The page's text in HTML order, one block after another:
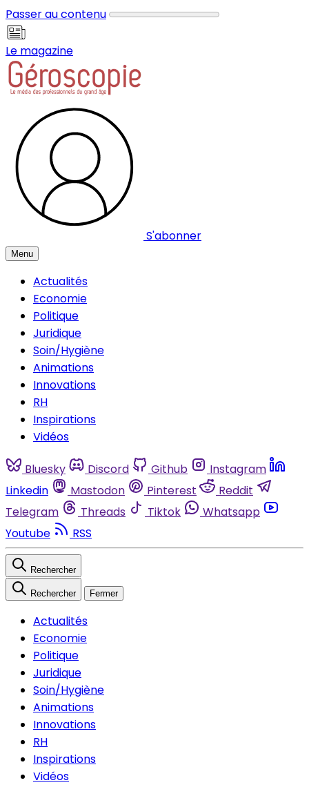
Passer au contenu
Le magazine
S'abonner
Menu
Actualités
Economie
Politique
Juridique
Soin/Hygiène
Animations
Innovations
RH
Inspirations
Vidéos
Bluesky Discord Github
Instagram
Linkedin
Mastodon Pinterest
Reddit
Telegram
Threads Tiktok
Whatsapp
Youtube
RSS
Rechercher
Rechercher Fermer
Actualités
Economie
Politique
Juridique
Soin/Hygiène
Animations
Innovations
RH
Inspirations
Vidéos
Panneau de gestion des cookies